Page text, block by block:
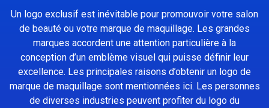
Un logo exclusif est inévitable pour promouvoir votre salon
de beauté ou votre marque de maquillage. Les grandes
marques accordent une attention particulière à la
conception d’un emblème visuel qui puisse définir leur
excellence. Les principales raisons d’obtenir un logo de
marque de maquillage sont mentionnées ici. Les personnes
de diverses industries peuvent profiter du logo du